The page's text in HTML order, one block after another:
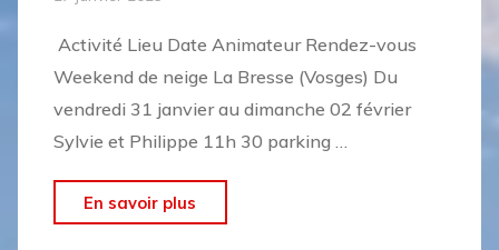
Activité Lieu Date Animateur Rendez-vous
Weekend de neige La Bresse (Vosges) Du
vendredi 31 janvier au dimanche 02 février
Sylvie et Philippe 11h 30 parking …
En savoir plus